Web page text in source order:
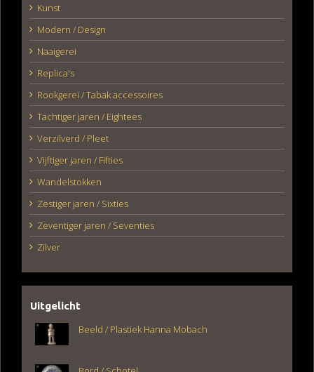
Kunst
Modern / Design
Naaigerei
Replica's
Rookgerei / Tabak accessoires
Tachtiger jaren / Eightees
Verzilverd / Pleet
Vijftiger jaren / Fifties
Wandelstokken
Zestiger jaren / Sixties
Zeventiger jaren / Seventies
Zilver
Uitgelicht
Beeld / Plastiek Hanna Mobach